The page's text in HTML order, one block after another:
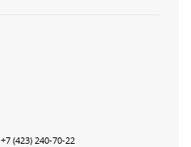
+7 (423) 240-70-22